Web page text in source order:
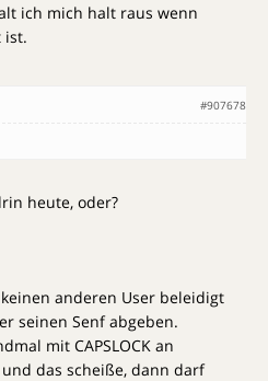
ich mich halt raus wenn
ist.
#907678
heute, oder?
anderen User beleidigt
seinen Senf abgeben.
mit CAPSLOCK an
das scheiße, dann darf